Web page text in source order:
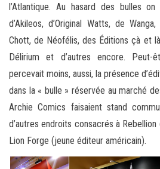
l’Atlantique. Au hasard des bulles
d’Akileos, d’Original Watts, de
Chott, de Néofélis, des Éditions çà et
Délirium et d’autres encore.
percevait moins, aussi, la présence
dans la « bulle » réservée au marché
Archie Comics faisaient stand
d’autres endroits consacrés à
Lion Forge (jeune éditeur américain).